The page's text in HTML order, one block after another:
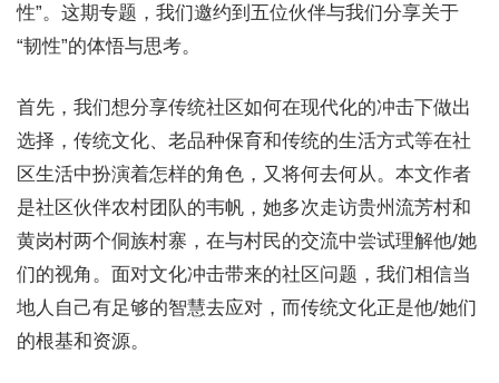
性”。这期专题，我们邀约到五位伙伴与我们分享关于
“韧性”的体悟与思考。
首先，我们想分享传统社区如何在现代化的冲击下做出
选择，传统文化、老品种保育和传统的生活方式等在社
区生活中扮演着怎样的角色，又将何去何从。本文作者
是社区伙伴农村团队的韦帆，她多次走访贵州流芳村和
黄岗村两个侗族村寨，在与村民的交流中尝试理解他/她
们的视角。面对文化冲击带来的社区问题，我们相信当
地人自己有足够的智慧去应对，而传统文化正是他/她们
的根基和资源。